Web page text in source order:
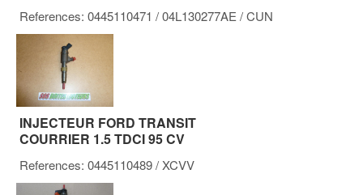
References: 0445110471 / 04L130277AE / CUN
INJECTEUR FORD TRANSIT
COURRIER 1.5 TDCI 95 CV
References: 0445110489/ XCVV